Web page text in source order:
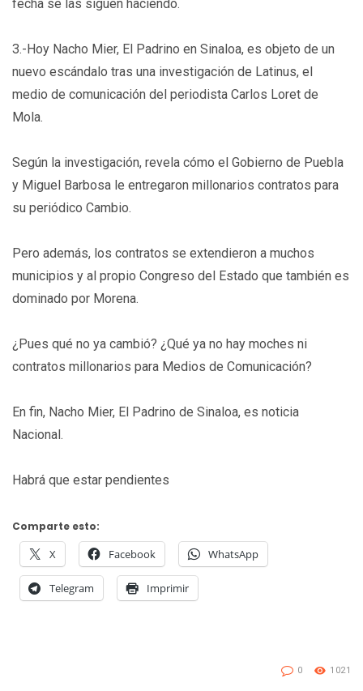
fecha se las siguen haciendo.
3.-Hoy Nacho Mier, El Padrino en Sinaloa, es objeto de un
nuevo escándalo tras una investigación de Latinus, el
medio de comunicación del periodista Carlos Loret de
Mola.
Según la investigación, revela cómo el Gobierno de Puebla
y Miguel Barbosa le entregaron millonarios contratos para
su periódico Cambio.
Pero además, los contratos se extendieron a muchos
municipios y al propio Congreso del Estado que también es
dominado por Morena.
¿Pues qué no ya cambió? ¿Qué ya no hay moches ni
contratos millonarios para Medios de Comunicación?
En fin, Nacho Mier, El Padrino de Sinaloa, es noticia
Nacional.
Habrá que estar pendientes
Comparte esto:
X Facebook WhatsApp
Telegram Imprimir
0 1021